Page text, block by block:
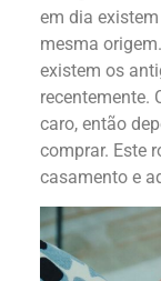
em dia
mesma
existem os
recentemente.
caro, então
comprar. Este
casamento e